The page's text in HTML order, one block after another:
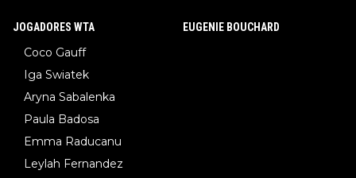
JOGADORES WTA
Coco Gauff
Iga Swiatek
Aryna Sabalenka
Paula Badosa
Emma Raducanu
Leylah Fernandez
EUGENIE BOUCHARD